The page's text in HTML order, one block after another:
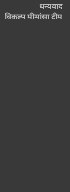
धन्यवाद
विकल्प मीमांसा टीम